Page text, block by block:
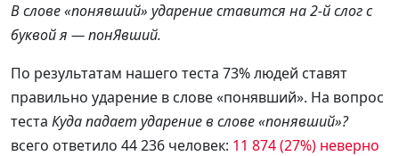
В слове «понявший» ударение ставится на 2-й слог с
буквой я — понЯвший.
По результатам нашего теста 73% людей ставят
правильно ударение в слове «понявший». На вопрос
теста Куда падает ударение в слове «понявший»?
всего ответило 44 236 человек: 11 874 (27%) неверно